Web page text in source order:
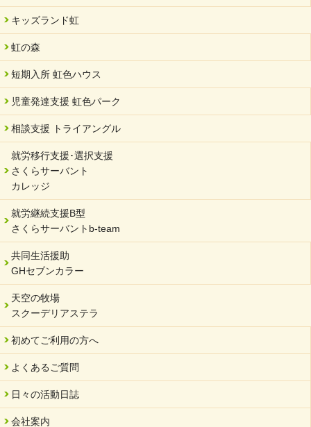
キッズランド虹
虹の森
短期入所 虹色ハウス
児童発達支援 虹色パーク
相談支援 トライアングル
就労移行支援･選択支援
さくらサーバント
カレッジ
就労継続支援B型
さくらサーバントb-team
共同生活援助
GHセブンカラー
天空の牧場
スクーデリアステラ
初めてご利用の方へ
よくあるご質問
日々の活動日誌
会社案内